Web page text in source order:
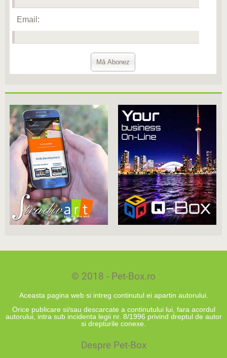
Email:
© 2018 - Pet-Box.ro
Aceasta pagina web si intreg continutul ei apartin autorului.
Orice publicare si/sau descarcate a continutului lui, fara acordul
autorului, intra sub incidenta legii nr. 8/1996 privind dreptul de autor
si drepturile conexe.
Despre Pet-Box